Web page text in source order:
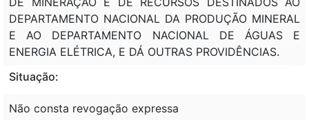
DEPARTAMENTO NACIONAL DA PRODUÇÃO MINERAL
E AO DEPARTAMENTO NACIONAL DE ÁGUAS E
ENERGIA ELÉTRICA, E DÁ OUTRAS PROVIDÊNCIAS.
Situação:
Não consta revogação expressa